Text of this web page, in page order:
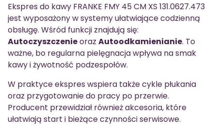
Ekspres do kawy FRANKE FMY 45 CM XS 131.0627.473
jest wyposażony w systemy ułatwiające codzienną
obsługę. Wśród funkcji znajdują się:
Autoczyszczenieoraz Autoodkamienianie. To
ważne, bo regularna pielęgnacja wpływa na smak
kawy i żywotność podzespołów.
W praktyce ekspres wspiera także cykle płukania
oraz przygotowanie do pracy po przerwie.
Producent przewidział również akcesoria, które
ułatwiają start i bieżące czynności serwisowe.